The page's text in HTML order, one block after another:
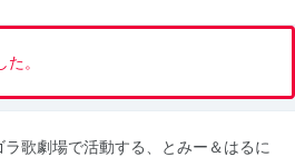
。
歌劇場で活動する、とみー＆はるに